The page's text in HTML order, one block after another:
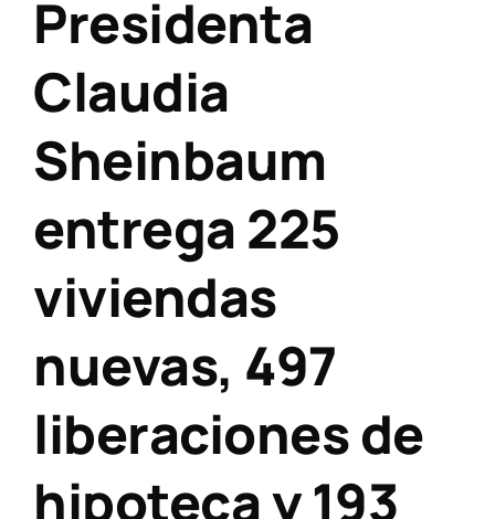
Presidenta
Claudia
Sheinbaum
entrega 225
viviendas
nuevas, 497
liberaciones de
hipoteca y 193